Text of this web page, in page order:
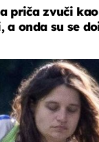
priča zvuči
a onda su se